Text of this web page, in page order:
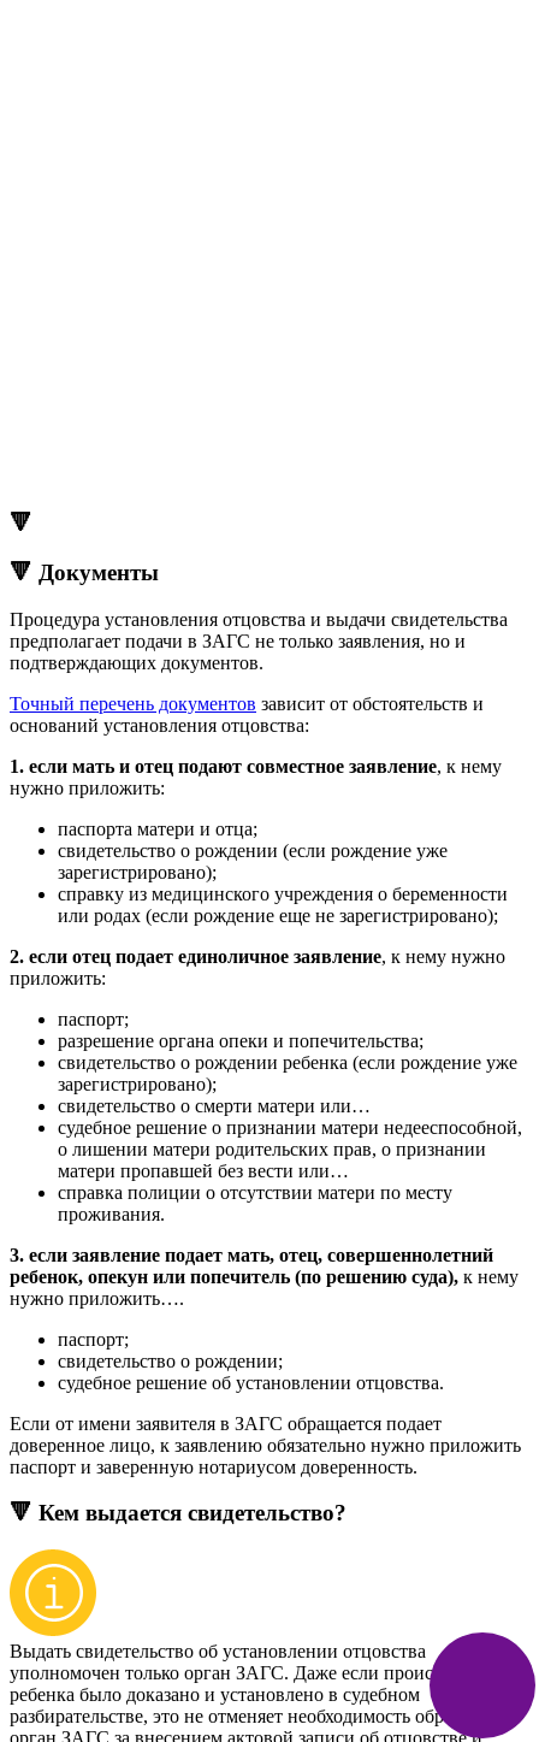
🔻
🔻 Документы
Процедура установления отцовства и выдачи свидетельства
предполагает подачи в ЗАГС не только заявления, но и
подтверждающих документов.
Точный перечень документов зависит от обстоятельств и
оснований установления отцовства:
1. если мать и отец подают совместное заявление, к нему
нужно приложить:
паспорта матери и отца;
свидетельство о рождении (если рождение уже
зарегистрировано);
справку из медицинского учреждения о беременности
или родах (если рождение еще не зарегистрировано);
2. если отец подает единоличное заявление, к нему нужно
приложить:
паспорт;
разрешение органа опеки и попечительства;
свидетельство о рождении ребенка (если рождение уже
зарегистрировано);
свидетельство о смерти матери или…
судебное решение о признании матери недееспособной,
о лишении матери родительских прав, о признании
матери пропавшей без вести или…
справка полиции о отсутствии матери по месту
проживания.
3. если заявление подает мать, отец, совершеннолетний
ребенок, опекун или попечитель (по решению суда), к нему
нужно приложить….
паспорт;
свидетельство о рождении;
судебное решение об установлении отцовства.
Если от имени заявителя в ЗАГС обращается подает
доверенное лицо, к заявлению обязательно нужно приложить
паспорт и заверенную нотариусом доверенность.
🔻 Кем выдается свидетельство?
Выдать свидетельство об установлении отцовства
уполномочен только орган ЗАГС. Даже если происхождение
ребенка было доказано и установлено в судебном
разбирательстве, это не отменяет необходимость обращения в
орган ЗАГС за внесением актовой записи об отцовстве и